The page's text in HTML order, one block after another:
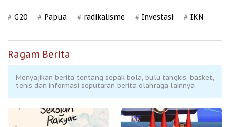
G20 Papua radikalisme Investasi IKN
Ragam Berita
Menyajikan berita tentang sepak bola, bulu tangkis, basket,
tenis dan informasi seputaran berita olahraga lainnya